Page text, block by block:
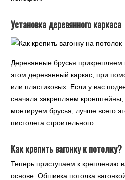
Установка деревянного каркаса
Деревянные брусья прикрепляем
этом деревянный каркас, при
или пластиковых. Если у вас
сначала закрепляем
монтируем брусья, лучше всего
пистолета строительного.
Как крепить вагонку к потолку?
Теперь приступаем к креплению
основе. Обшивка потолка